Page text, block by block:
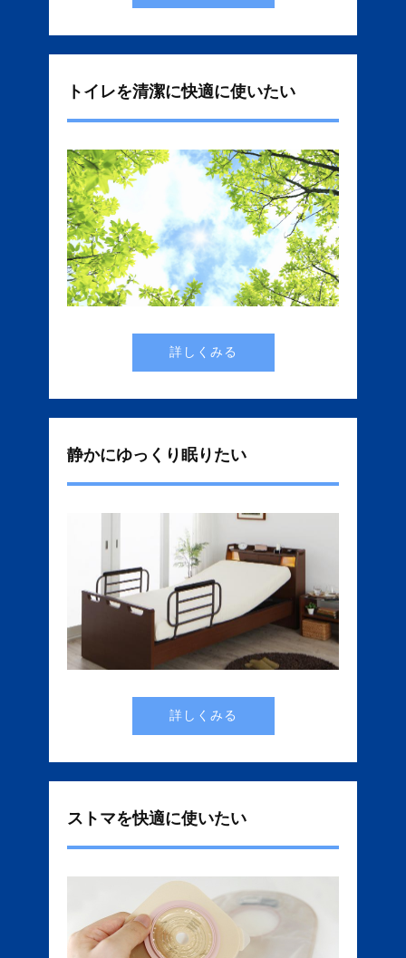
トイレを清潔に快適に使いたい
詳しくみる
静かにゆっくり眠りたい
詳しくみる
ストマを快適に使いたい